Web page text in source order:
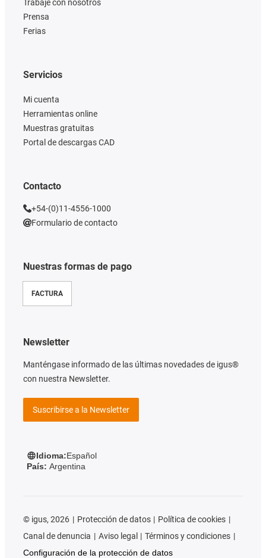
Trabaje con nosotros
Prensa
Ferias
Nuestras formas de pago
FACTURA
Servicios
Mi cuenta
Herramientas online
Muestras gratuitas
Portal de descargas CAD
Contacto
+54-(0)11-4556-1000
Formulario de contacto
Newsletter
Manténgase informado de las últimas novedades de igus®
con nuestra Newsletter.
Suscribirse a la Newsletter
Idioma:Español
País: Argentina
© igus, 2026 Protección de datos
Política de cookies
Canal de denuncia
Aviso legal
Términos y condiciones
Configuración de la protección de datos